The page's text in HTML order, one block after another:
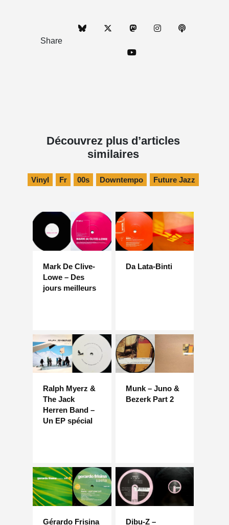
Share
Découvrez plus d’articles
similaires
Vinyl Fr 00s Downtempo Future Jazz
Mark De Clive-
Lowe – Des
jours meilleurs
Da Lata-Binti
Ralph Myerz &
The Jack
Herren Band –
Un EP spécial
Munk – Juno &
Bezerk Part 2
Gérardo Frisina
Dibu-Z –